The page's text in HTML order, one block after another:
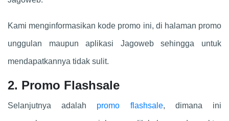
Kami menginformasikan kode promo ini, di halaman promo
unggulan maupun aplikasi Jagoweb sehingga untuk
mendapatkannya tidak sulit.
2. Promo Flashsale
Selanjutnya adalah promo flashsale, dimana ini